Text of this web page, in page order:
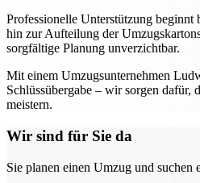
Professionelle Unterstützung beginnt
hin zur Aufteilung der
sorgfältige Planung unverzichtbar.
Mit einem Umzugsunternehmen
Schlüssübergabe – wir sorgen dafür,
meistern.
Wir sind für Sie da
Sie planen einen Umzug und suchen